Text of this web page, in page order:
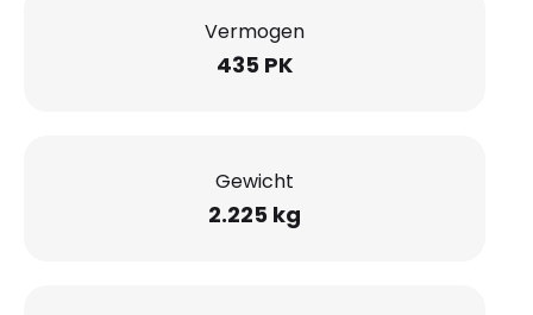
Vermogen
435 PK
Gewicht
2.225 kg